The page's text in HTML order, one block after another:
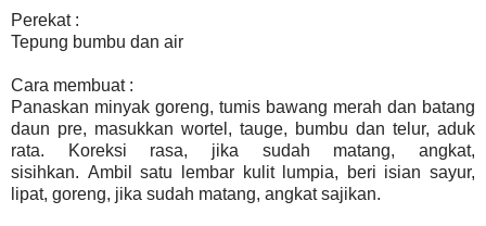
Perekat :
Tepung bumbu dan air
Cara membuat :
Panaskan minyak goreng, tumis bawang merah dan batang
daun pre, masukkan wortel, tauge, bumbu dan telur, aduk
rata. Koreksi rasa, jika sudah matang, angkat,
sisihkan. Ambil satu lembar kulit lumpia, beri isian sayur,
lipat, goreng, jika sudah matang, angkat sajikan.